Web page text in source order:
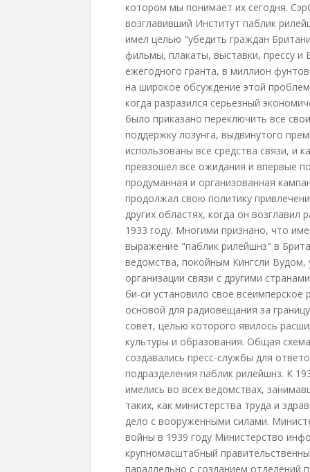
котором мы понимает их сегодня.
возглавивший Институт паблик
имел целью "убедить граждан
фильмы, плакаты, выставки, прессу и
ежегодного гранта, в миллион
на широкое обсуждение этой
когда разразился серьезный
было приказано переключить все
поддержку лозунга, выдвинутого
использованы все средства связи, и
превзошел все ожидания и впервые
продуманная и организованная
продолжал свою политику
других областях, когда он
1933 году. Многими признано, что
выражение "паблик рилейшнз" в
ведомства, покойным Кингсли
организации связи с другими
би-си установило свое
основой для радиовещания за
совет, целью которого явилось
культуры и образования. Общая
создавались пресс-службы для
подразделения паблик рилейшнз. К
имелись во всех ведомствах,
таких, как министерства труда и
дело с вооруженными силами.
войны в 1939 году Министерство
крупномасштабный
параллельно с созданием отделений